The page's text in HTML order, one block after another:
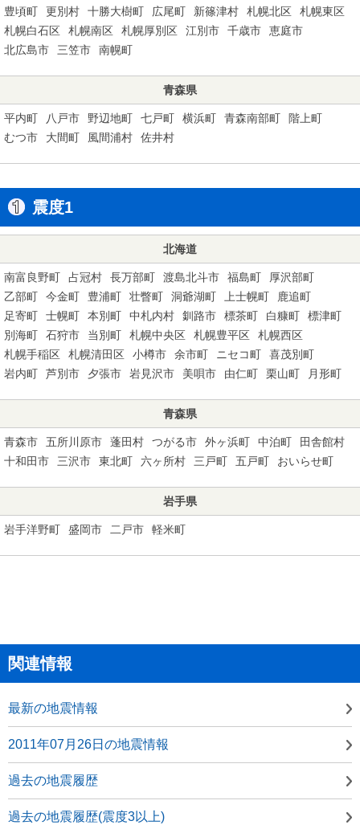
豊頃町
更別村 十勝大樹町 広尾町 新篠津村 札幌北区
札幌東区
札幌白石区
札幌南区 札幌厚別区 江別市 千歳市
恵庭市
北広島市
三笠市 南幌町
青森県
平内町 八戸市 野辺地町 七戸町 横浜町 青森南部町
階上町
むつ市
大間町 風間浦村 佐井村
震度1
北海道
南富良野町 占冠村 長万部町 渡島北斗市 福島町
厚沢部町
乙部町
今金町 豊浦町 壮瞥町 洞爺湖町 上士幌町
鹿追町
足寄町
士幌町 本別町 中札内村 釧路市 標茶町 白糠町
標津町
別海町
石狩市 当別町 札幌中央区 札幌豊平区
札幌西区
札幌手稲区
札幌清田区 小樽市 余市町 ニセコ町
喜茂別町
岩内町
芦別市 夕張市 岩見沢市 美唄市 由仁町 栗山町 月形町
青森県
青森市 五所川原市 蓬田村 つがる市 外ヶ浜町 中泊町
田舎館村
十和田市
三沢市 東北町 六ヶ所村 三戸町 五戸町 おいらせ町
岩手県
岩手洋野町 盛岡市 二戸市 軽米町
関連情報
最新の地震情報
2011年07月26日の地震情報
過去の地震履歴
過去の地震履歴(震度3以上)